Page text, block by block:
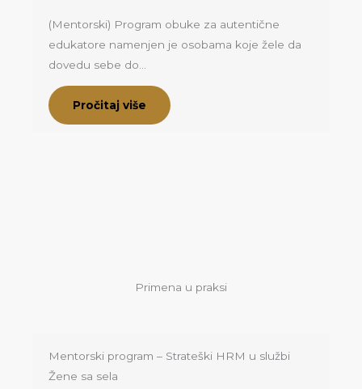
(Mentorski) Program obuke za autentične
edukatore namenjen je osobama koje žele da
dovedu sebe do…
Pročitaj više
Primena u praksi
Mentorski program – Strateški HRM u službi
Žene sa sela